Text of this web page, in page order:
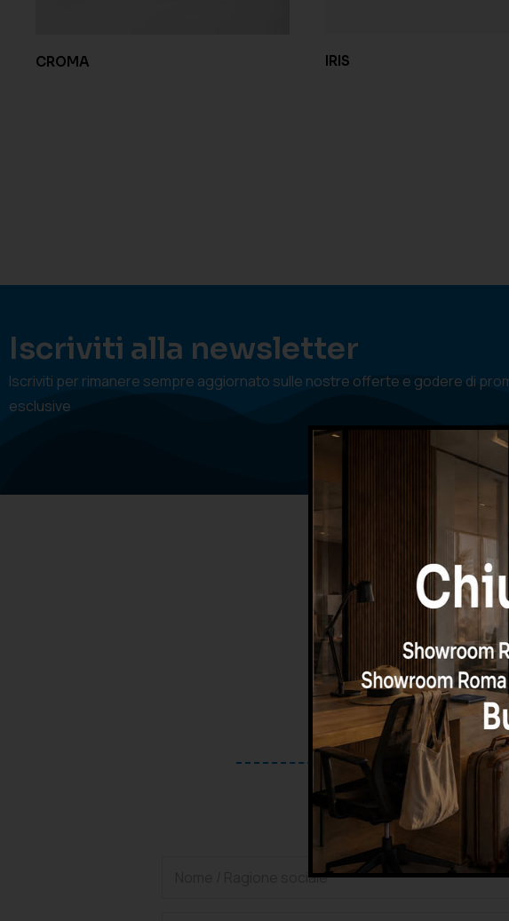
CROMA IRIS
Iscriviti alla newsletter
Iscriviti per rimanere sempre aggiornato sulle nostre offerte e godere di
esclusive
Richiedi